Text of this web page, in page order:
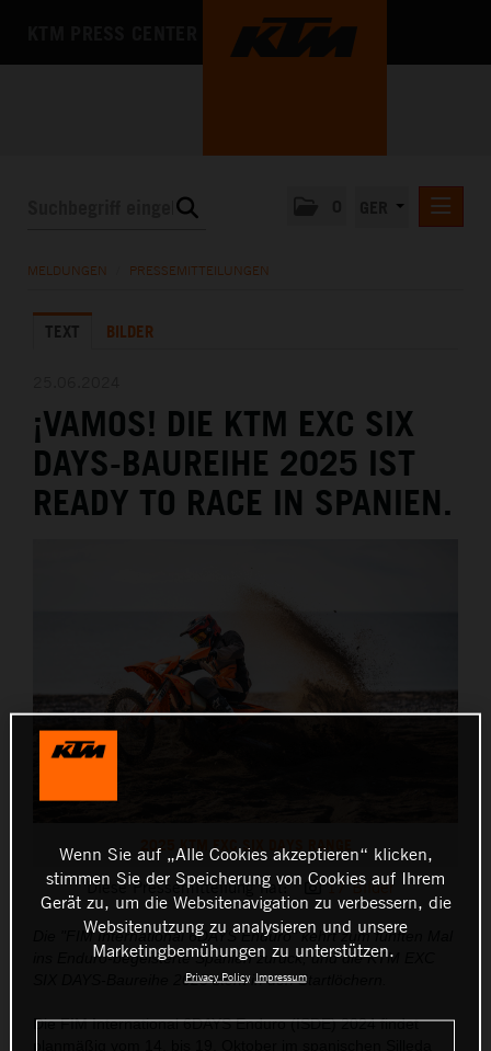
MEDIA
MELDUNGEN PRESSEMITTEILUNGEN
TEXT BILDER
¡VAMOS! DIE KTM EXC SIX
DAYS-BAUREIHE 2025 IST
READY TO RACE IN SPANIEN.
2025 KTM EXC SIX DAYS RANGE
Diese Pressemitteilung hat: 17 Bilder
Die "FIM International 6DAYS Enduro" kehrt zum fünften Mal
ins Enduro-begeisterte Spanien zurück, und die KTM EXC
SIX DAYS-Baureihe 2025 steht in den Startlöchern.
Die FIM International 6DAYS Enduro (ISDE) 2024 findet
Wenn Sie auf „Alle Cookies akzeptieren“ klicken,
stimmen Sie der Speicherung von Cookies auf Ihrem
Gerät zu, um die Websitenavigation zu verbessern, die
Websitenutzung zu analysieren und unsere
Marketingbemühungen zu unterstützen.
Privacy Policy Impressum